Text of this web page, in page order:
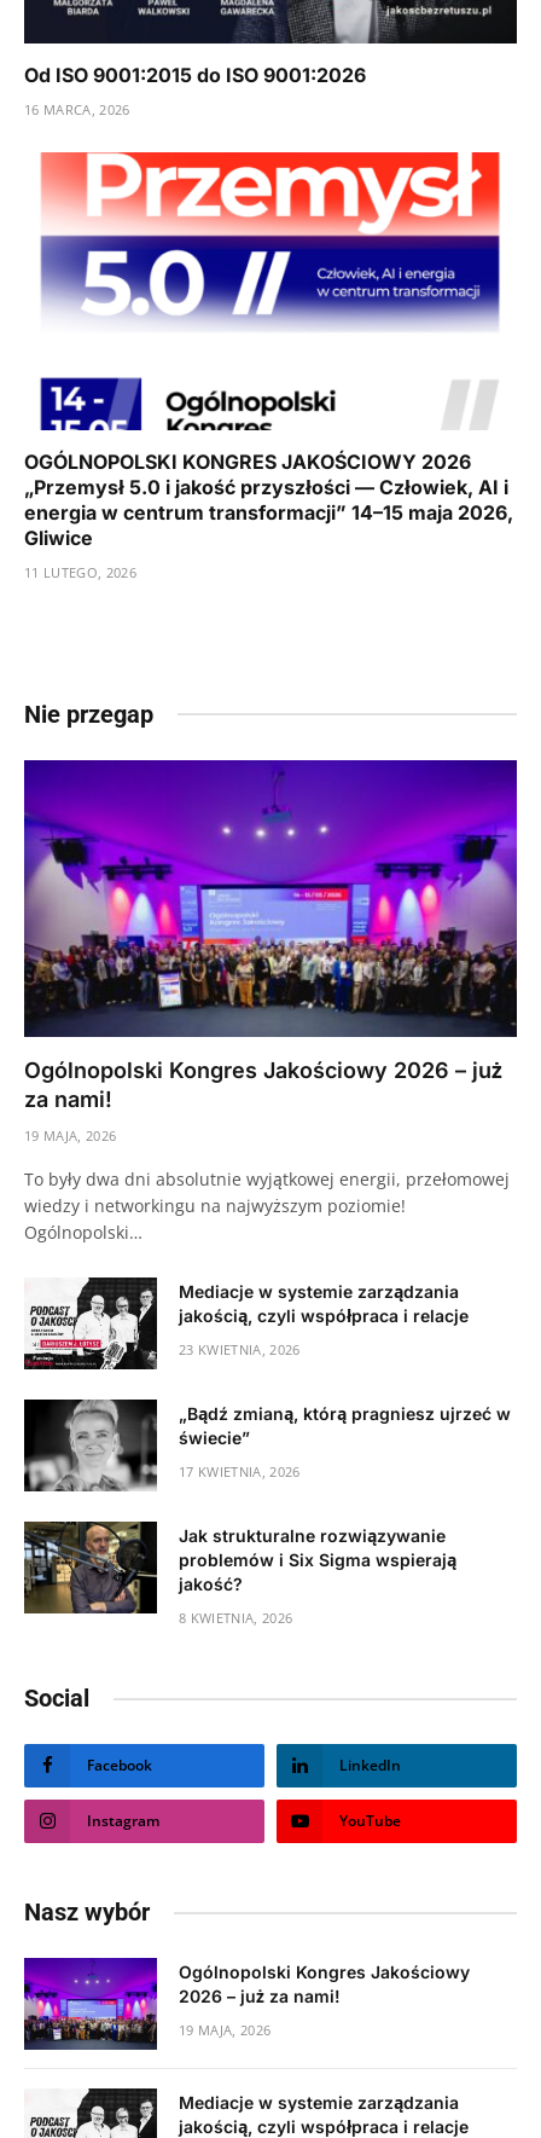
Od ISO 9001:2015 do ISO 9001:2026
16 MARCA, 2026
OGÓLNOPOLSKI KONGRES JAKOŚCIOWY 2026
„Przemysł 5.0 i jakość przyszłości — Człowiek, AI i
energia w centrum transformacji” 14–15 maja 2026,
Gliwice
11 LUTEGO, 2026
Nie przegap
Ogólnopolski Kongres Jakościowy 2026 – już
za nami!
19 MAJA, 2026
To były dwa dni absolutnie wyjątkowej energii, przełomowej
wiedzy i networkingu na najwyższym poziomie!
Ogólnopolski…
Mediacje w systemie zarządzania
jakością, czyli współpraca i relacje
23 KWIETNIA, 2026
„Bądź zmianą, którą pragniesz ujrzeć w
świecie”
17 KWIETNIA, 2026
Jak strukturalne rozwiązywanie
problemów i Six Sigma wspierają
jakość?
8 KWIETNIA, 2026
Social
Facebook LinkedIn
Instagram YouTube
Nasz wybór
Ogólnopolski Kongres Jakościowy
2026 – już za nami!
19 MAJA, 2026
Mediacje w systemie zarządzania
jakością, czyli współpraca i relacje